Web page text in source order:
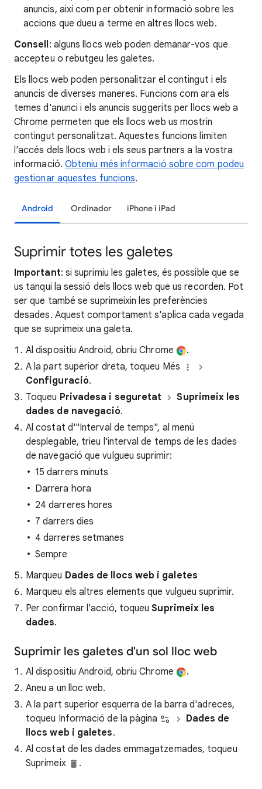
anuncis, així com per obtenir informació sobre les
accions que dueu a terme en altres llocs web.
Consell: alguns llocs web poden demanar-vos que
accepteu o rebutgeu les galetes.
Els llocs web poden personalitzar el contingut i els
anuncis de diverses maneres. Funcions com ara els
temes d'anunci i els anuncis suggerits per llocs web a
Chrome permeten que els llocs web us mostrin
contingut personalitzat. Aquestes funcions limiten
l'accés dels llocs web i els seus partners a la vostra
informació. Obteniu més informació sobre com podeu
gestionar aquestes funcions.
Android Ordinador iPhone i iPad
Suprimir totes les galetes
Important: si suprimiu les galetes, és possible que se
us tanqui la sessió dels llocs web que us recorden. Pot
ser que també se suprimeixin les preferències
desades. Aquest comportament s'aplica cada vegada
que se suprimeix una galeta.
Al dispositiu Android, obriu Chrome
.
A la part superior dreta, toqueu Més
Configuració.
Toqueu Privadesa i seguretat
Suprimeix les
dades de navegació.
Al costat d'"Interval de temps", al menú
desplegable, trieu l'interval de temps de les dades
de navegació que vulgueu suprimir:
15 darrers minuts
Darrera hora
24 darreres hores
7 darrers dies
4 darreres setmanes
Sempre
Marqueu Dades de llocs web i galetes
Marqueu els altres elements que vulgueu suprimir.
Per confirmar l'acció, toqueuSuprimeix les
dades.
Suprimir les galetes d'un sol lloc web
Al dispositiu Android, obriu Chrome
.
Aneu a un lloc web.
A la part superior esquerra de la barra d'adreces,
toqueu Informació de la pàgina
Dades de
llocs web i galetes.
Al costat de les dades emmagatzemades, toqueu
Suprimeix
.